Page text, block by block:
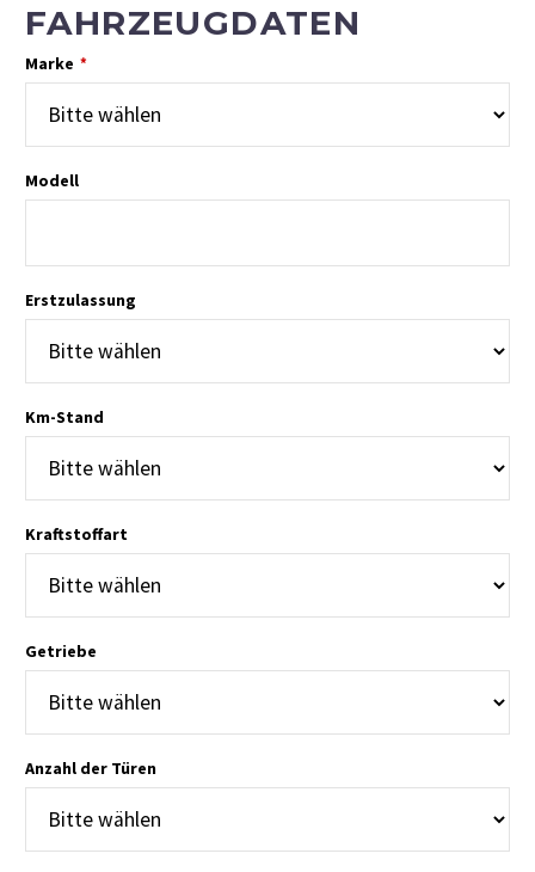
FAHRZEUGDATEN
Marke *
Modell
Erstzulassung
Km-Stand
Kraftstoffart
Getriebe
Anzahl der Türen